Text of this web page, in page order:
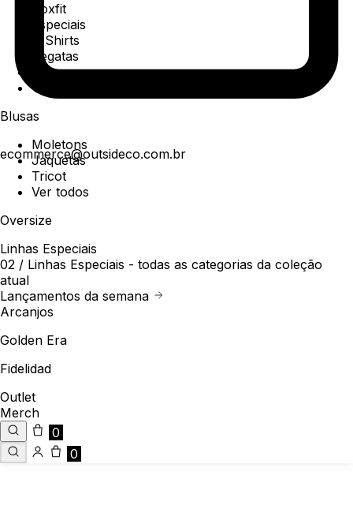
ecommerce@outsideco.com.br
Boxfit
Especiais
T-Shirts
Regatas
Polo
Ver todos
Blusas
Moletons
Jaquetas
Tricot
Ver todos
Oversize
Linhas Especiais
02 / Linhas Especiais - todas as categorias da coleção
atual
Lançamentos da semana
Arcanjos
Golden Era
Fidelidad
Outlet
Merch
0
0